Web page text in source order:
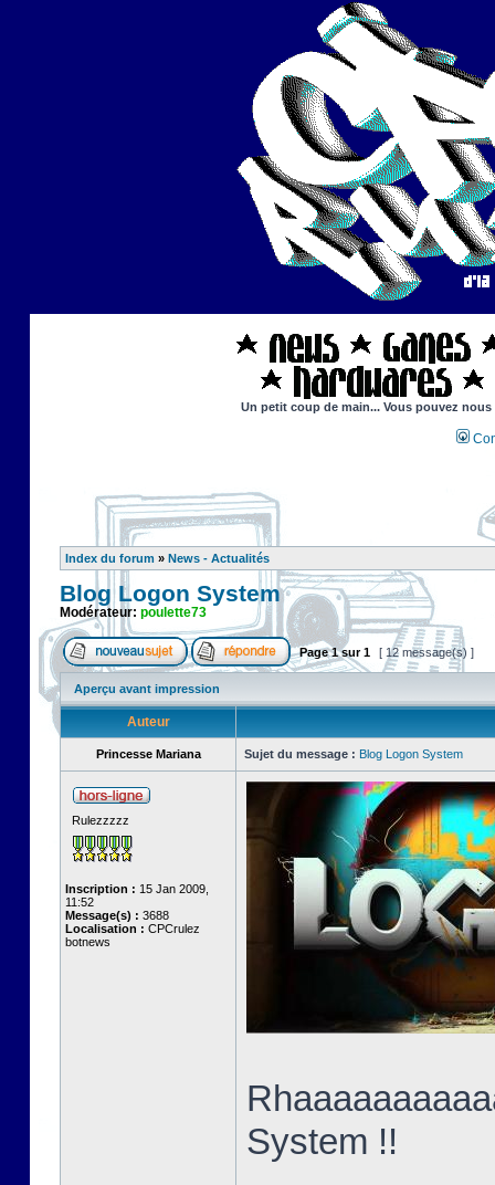
Un petit coup de main... Vous pouvez
Index du forum » News - Actualités
Blog Logon System
Modérateur: poulette73
Page1sur1 [ 12 message(s) ]
Aperçu avant impression
Auteur
Princesse Mariana Sujet du message : Blog Logon System
Rulezzzzz
Inscription : 15 Jan 2009,
11:52
Message(s) : 3688
Localisation : CPCrulez
botnews
System !!